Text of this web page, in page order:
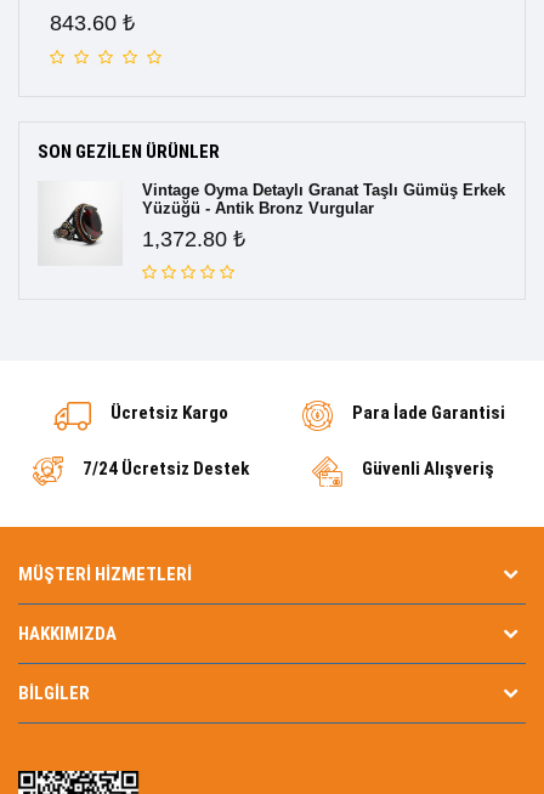
843.60 ₺
SON GEZILEN ÜRÜNLER
Vintage Oyma Detaylı Granat Taşlı Gümüş Erkek
Yüzüğü - Antik Bronz Vurgular
1,372.80 ₺
Ücretsiz Kargo Para İade Garantisi
7/24 Ücretsiz Destek Güvenli Alışveriş
MÜŞTERI HIZMETLERI
HAKKIMIZDA
BILGILER